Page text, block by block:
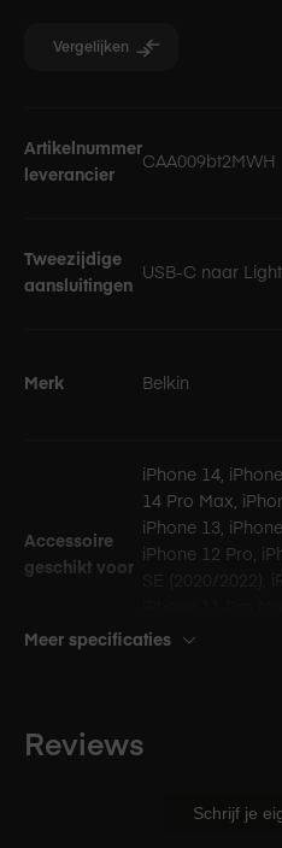
Vergelijken
Artikelnummer
leverancier
CAA009bt2MWH
Tweezijdige
aansluitingen
USB-C naar
Merk Belkin
Accessoire
geschikt voor
iPhone 14,
14 Pro Max,
iPhone 13,
iPhone 12 Pro,
SE (2020/2022),
Xs Max, iPhone 8
Lees meer over
Meer specificaties
Reviews
Schrijf je